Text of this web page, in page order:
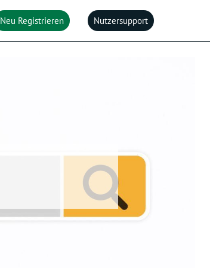
Neu Registrieren Nutzersupport